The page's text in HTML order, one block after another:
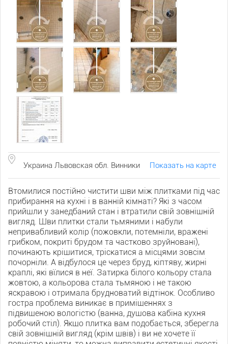
Украина Львовская обл. Винники Показать на карте
Втомилися постійно чистити шви між плитками під час
прибирання на кухні і в ванній кімнаті? Які з часом
прийшли у занедбаний стан і втратили свій зовнішній
вигляд. Шви плитки стали тьмяними і набули
непривабливий колір (пожовкли, потемніли, вражені
грибком, покриті брудом та частково зруйновані),
починають крішитися, тріскатися а місцями зовсім
почорніли. А відбулося це через бруд, кіптяву, жирні
краплі, які вїлися в неї. Затирка білого кольору стала
жовтою, а кольорова стала тьмяною і не такою
яскравою і отримала брудноватий відтінок. Особливо
гостра проблема виникає в приміщеннях з
підвищеною вологістю (ванна, душова кабіна кухня
робочий стіл). Якщо плитка вам подобається, зберегла
свій зовнішній вигляд (крім швів) і ви не хочете її